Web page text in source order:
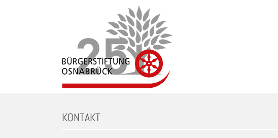
Schlagwort: Miniaturgolf in Osnabrueck
KONTAKT